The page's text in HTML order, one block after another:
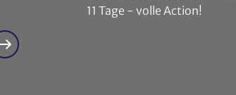
11 Tage - volle Action!